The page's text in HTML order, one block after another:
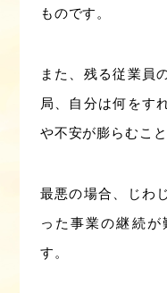
ものです。
また、残る従業員
局、自分は何をす
や不安が膨らむこ
最悪の場合、じわ
った事業の継続が
す。